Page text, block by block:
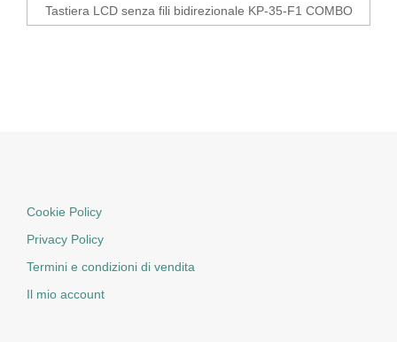
Tastiera LCD senza fili bidirezionale KP-35-F1 COMBO
Cookie Policy
Privacy Policy
Termini e condizioni di vendita
Il mio account